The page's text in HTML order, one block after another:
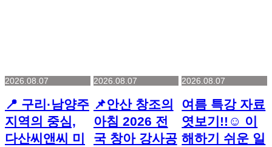
2026.08.07
📍 구리·남양주
지역의 중심,
다산씨앤씨 미
2026.08.07
📌안산 창조의
아침 2026 전
국 창아 강사공
2026.08.07
여름 특강 자료
엿보기!!☺️ 이
해하기 쉬운 일